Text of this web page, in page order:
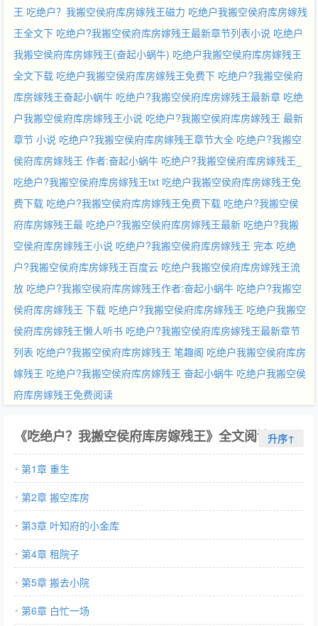
王 吃绝户？我搬空侯府库房嫁残王磁力 吃绝户我搬空侯府库房嫁残
王全文下 吃绝户?我搬空侯府库房嫁残王最新章节列表小说 吃绝户
我搬空侯府库房嫁残王(奋起小蜗牛) 吃绝户我搬空侯府库房嫁残王
全文下载 吃绝户我搬空侯府库房嫁残王免费下 吃绝户?我搬空侯府
库房嫁残王奋起小蜗牛 吃绝户?我搬空侯府库房嫁残王最新章 吃绝
户我搬空侯府库房嫁残王小说 吃绝户?我搬空侯府库房嫁残王 最新
章节 小说 吃绝户?我搬空侯府库房嫁残王章节大全 吃绝户?我搬空
侯府库房嫁残王 作者:奋起小蜗牛 吃绝户?我搬空侯府库房嫁残王_
吃绝户?我搬空侯府库房嫁残王txt 吃绝户我搬空侯府库房嫁残王免
费下载 吃绝户?我搬空侯府库房嫁残王免费下载 吃绝户?我搬空侯
府库房嫁残王最 吃绝户?我搬空侯府库房嫁残王最新 吃绝户?我搬
空侯府库房嫁残王小说 吃绝户?我搬空侯府库房嫁残王 完本 吃绝
户?我搬空侯府库房嫁残王百度云 吃绝户我搬空侯府库房嫁残王流
放 吃绝户?我搬空侯府库房嫁残王作者:奋起小蜗牛 吃绝户?我搬空
侯府库房嫁残王 下载 吃绝户?我搬空侯府库房嫁残王 吃绝户我搬空
侯府库房嫁残王懒人听书 吃绝户?我搬空侯府库房嫁残王最新章节
列表 吃绝户?我搬空侯府库房嫁残王 笔趣阁 吃绝户我搬空侯府库房
嫁残王 吃绝户?我搬空侯府库房嫁残王 奋起小蜗牛 吃绝户我搬空侯
府库房嫁残王免费阅读
《吃绝户？我搬空侯府库房嫁残王》全文阅读升序↑
第1章 重生
第2章 搬空库房
第3章 叶知府的小金库
第4章 租院子
第5章 搬去小院
第6章 白忙一场